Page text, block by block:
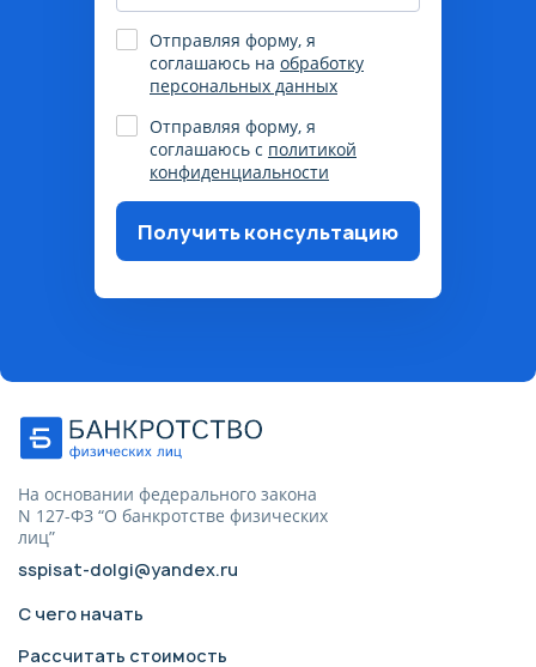
Отправляя форму, я
соглашаюсь на обработку
персональных данных
Отправляя форму, я
соглашаюсь с политикой
конфиденциальности
Получить консультацию
заполните поля, согласитесь на
На основании федерального закона
N 127-ФЗ “О банкротстве физических
лиц”
sspisat-dolgi@yandex.ru
С чего начать
Рассчитать стоимость